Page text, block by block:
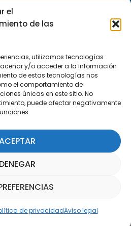
el
de las
utilizamos tecnologías
y/o acceder a la información
de estas tecnologías nos
el comportamiento de
únicas en este sitio. No
puede afectar negativamente
DENEGAR
de privacidadAviso legal
Málaga
nuestra Newsletter
AQUÍ